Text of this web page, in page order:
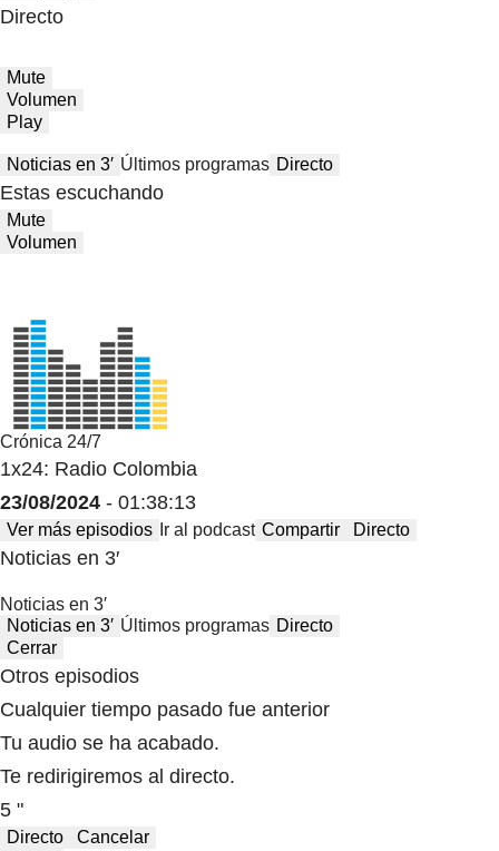
Directo
Mute
Volumen
Play
Noticias en 3′ Últimos programas Directo
Estas escuchando
Mute
Volumen
Crónica 24/7
1x24: Radio Colombia
23/08/2024 - 01:38:13
Ver más episodios Ir al podcast Compartir Directo
Noticias en 3′
Noticias en 3′
Noticias en 3′ Últimos programas Directo
Cerrar
Otros episodios
Cualquier tiempo pasado fue anterior
Tu audio se ha acabado.
Te redirigiremos al directo.
5 "
Directo
Cancelar